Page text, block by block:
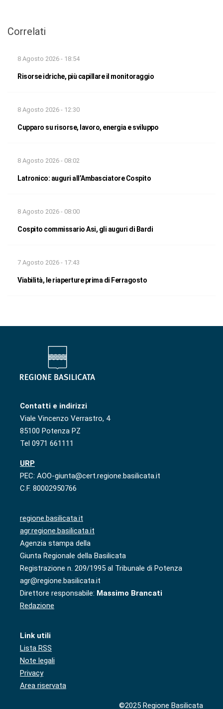
Correlati
8 Agosto 2026 - 18:54
Risorse idriche, più capillare il monitoraggio
8 Agosto 2026 - 12:30
Cupparo su risorse, lavoro, energia e sviluppo
8 Agosto 2026 - 08:02
Latronico: auguri all’Ambasciatore Cospito
8 Agosto 2026 - 08:00
Cospito commissario Asi, gli auguri di Bardi
7 Agosto 2026 - 17:43
Viabilità, le riaperture prima di Ferragosto
Contatti e indirizzi
Viale Vincenzo Verrastro, 4
85100 Potenza PZ
Tel 0971 661111
URP
PEC: AOO-giunta@cert.regione.basilicata.it
C.F. 80002950766
regione.basilicata.it
agr.regione.basilicata.it
Agenzia stampa della
Giunta Regionale della Basilicata
Registrazione n. 209/1995 al Tribunale di Potenza
agr@regione.basilicata.it
Direttore responsabile: Massimo Brancati
Redazione
Link utili
Lista RSS
Note legali
Privacy
Area riservata
©2025 Regione Basilicata